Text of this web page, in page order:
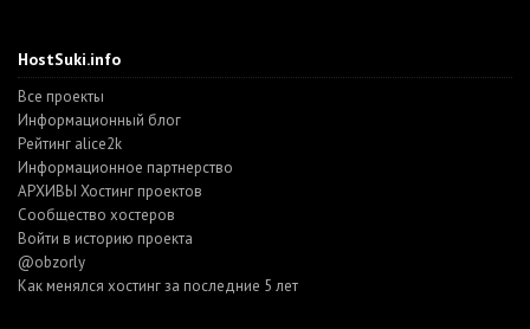
HostSuki.info
Все проекты
Информационный блог
Рейтинг alice2k
Информационное партнерство
АРХИВЫ Хостинг проектов
Cообщество хостеров
Войти в историю проекта
@obzorly
Как менялся хостинг за последние 5 лет